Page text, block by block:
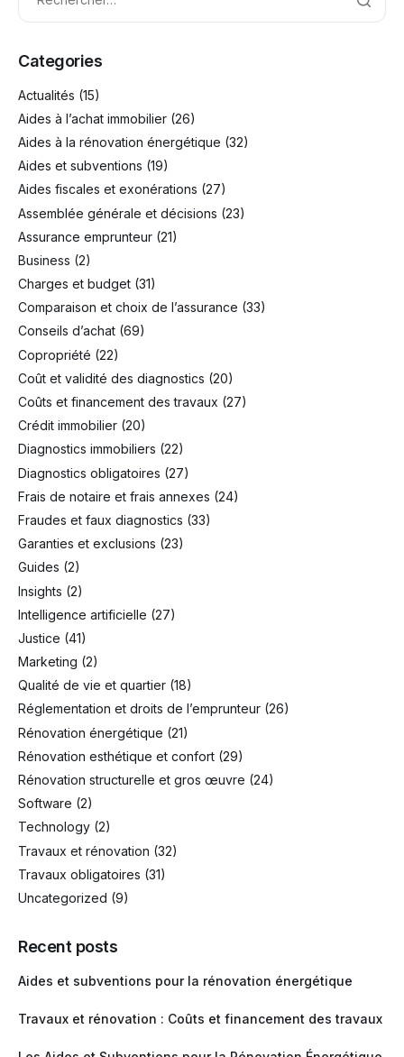
Categories
Actualités (15)
Aides à l’achat immobilier (26)
Aides à la rénovation énergétique (32)
Aides et subventions (19)
Aides fiscales et exonérations (27)
Assemblée générale et décisions (23)
Assurance emprunteur (21)
Business (2)
Charges et budget (31)
Comparaison et choix de l’assurance (33)
Conseils d’achat (69)
Copropriété (22)
Coût et validité des diagnostics (20)
Coûts et financement des travaux (27)
Crédit immobilier (20)
Diagnostics immobiliers (22)
Diagnostics obligatoires (27)
Frais de notaire et frais annexes (24)
Fraudes et faux diagnostics (33)
Garanties et exclusions (23)
Guides (2)
Insights (2)
Intelligence artificielle (27)
Justice (41)
Marketing (2)
Qualité de vie et quartier (18)
Réglementation et droits de l’emprunteur (26)
Rénovation énergétique (21)
Rénovation esthétique et confort (29)
Rénovation structurelle et gros œuvre (24)
Software (2)
Technology (2)
Travaux et rénovation (32)
Travaux obligatoires (31)
Uncategorized (9)
Recent posts
Aides et subventions pour la rénovation énergétique
Travaux et rénovation : Coûts et financement des travaux